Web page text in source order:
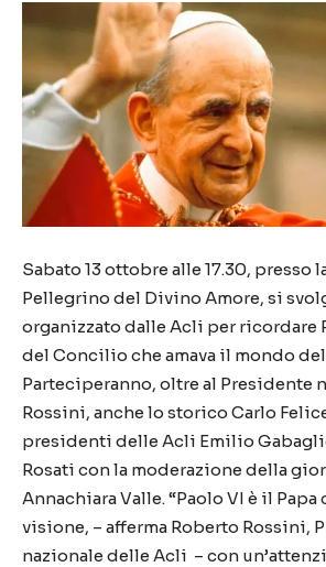
Sabato 13 ottobre alle 17.30, presso
Pellegrino del Divino Amore, si
organizzato dalle Acli per ricordare
del Concilio che amava il mondo
Parteciperanno, oltre al Presidente
Rossini, anche lo storico Carlo
presidenti delle Acli Emilio
Rosati con la moderazione della
Annachiara Valle. “Paolo VI è il Papa
visione, – afferma Roberto Rossini,
nazionale delle Acli – con